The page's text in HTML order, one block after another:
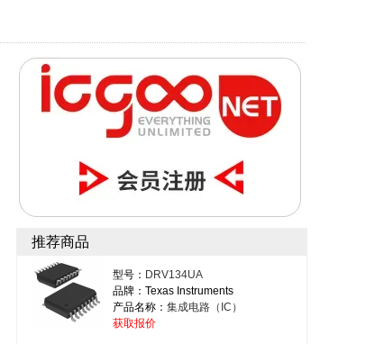
推荐商品
型号： DRV134UA
品牌：Texas Instruments
产品名称： 集成电路（IC）
获取报价